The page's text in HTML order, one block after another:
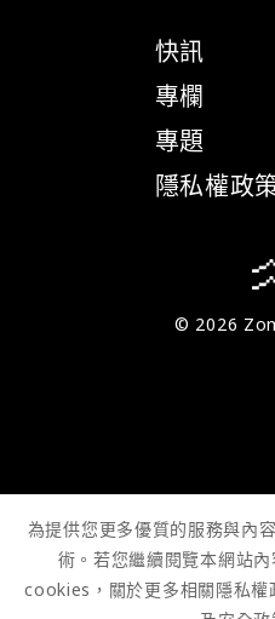
快訊
專欄
專題
隱私權政
© 2026
為提供您更多優質的服務與內
術。若您繼續閱覽本網站
cookies，關於更多相關隱私權